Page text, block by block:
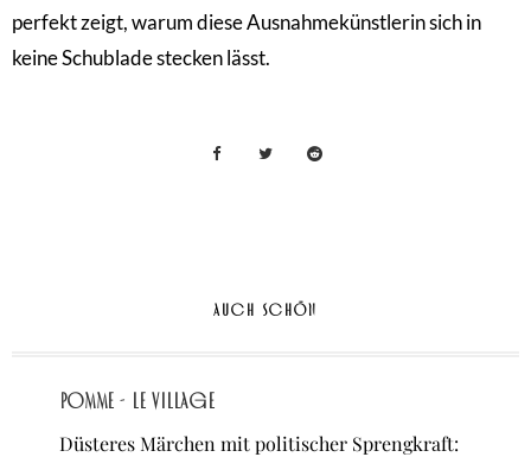
perfekt zeigt, warum diese Ausnahmekünstlerin sich in
keine Schublade stecken lässt.
AUCH SCHÖN
Pomme - le village
Düsteres Märchen mit politischer Sprengkraft: